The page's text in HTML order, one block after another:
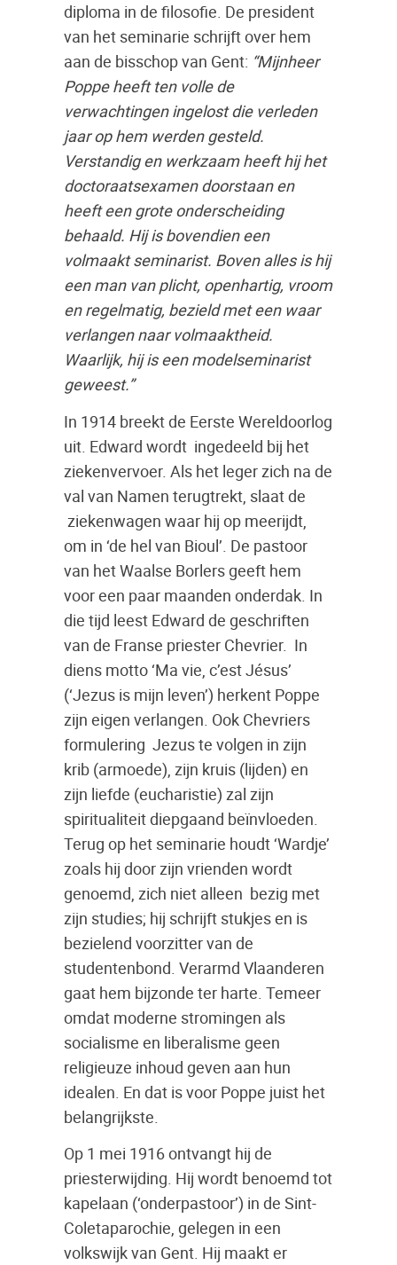
diploma in de filosofie. De president
van het seminarie schrijft over hem
aan de bisschop van Gent: “Mijnheer
Poppe heeft ten volle de
verwachtingen ingelost die verleden
jaar op hem werden gesteld.
Verstandig en werkzaam heeft hij het
doctoraatsexamen doorstaan en
heeft een grote onderscheiding
behaald. Hij is bovendien een
volmaakt seminarist. Boven alles is hij
een man van plicht, openhartig, vroom
en regelmatig, bezield met een waar
verlangen naar volmaaktheid.
Waarlijk, hij is een modelseminarist
geweest.”
In 1914 breekt de Eerste Wereldoorlog
uit. Edward wordt ingedeeld bij het
ziekenvervoer. Als het leger zich na de
val van Namen terugtrekt, slaat de
ziekenwagen waar hij op meerijdt,
om in ‘de hel van Bioul’. De pastoor
van het Waalse Borlers geeft hem
voor een paar maanden onderdak. In
die tijd leest Edward de geschriften
van de Franse priester Chevrier. In
diens motto ‘Ma vie, c’est Jésus’
(‘Jezus is mijn leven’) herkent Poppe
zijn eigen verlangen. Ook Chevriers
formulering Jezus te volgen in zijn
krib (armoede), zijn kruis (lijden) en
zijn liefde (eucharistie) zal zijn
spiritualiteit diepgaand beïnvloeden.
Terug op het seminarie houdt ‘Wardje’
zoals hij door zijn vrienden wordt
genoemd, zich niet alleen bezig met
zijn studies; hij schrijft stukjes en is
bezielend voorzitter van de
studentenbond. Verarmd Vlaanderen
gaat hem bijzonde ter harte. Temeer
omdat moderne stromingen als
socialisme en liberalisme geen
religieuze inhoud geven aan hun
idealen. En dat is voor Poppe juist het
belangrijkste.
Op 1 mei 1916 ontvangt hij de
priesterwijding. Hij wordt benoemd tot
kapelaan (‘onderpastoor’) in de Sint-
Coletaparochie, gelegen in een
volkswijk van Gent. Hij maakt er